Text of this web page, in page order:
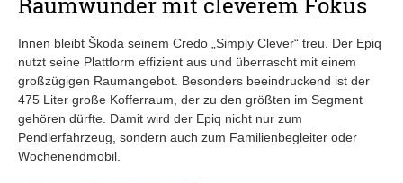
Innen bleibt Škoda seinem Credo „Simply Clever“ treu. Der Epiq
nutzt seine Plattform effizient aus und überrascht mit einem
großzügigen Raumangebot. Besonders beeindruckend ist der
475 Liter große Kofferraum, der zu den größten im Segment
gehören dürfte. Damit wird der Epiq nicht nur zum
Pendlerfahrzeug, sondern auch zum Familienbegleiter oder
Wochenendmobil.